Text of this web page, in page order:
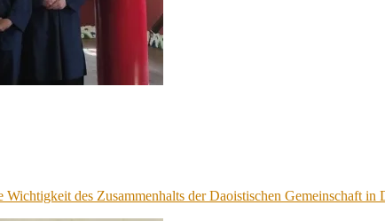
des Zusammenhalts der Daoistischen Gemeinschaft in